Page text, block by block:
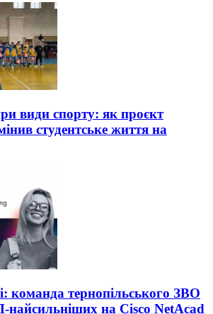
види спорту: як проєкт
студентське життя на
команда тернопільського ЗВО
на Cisco NetAcad